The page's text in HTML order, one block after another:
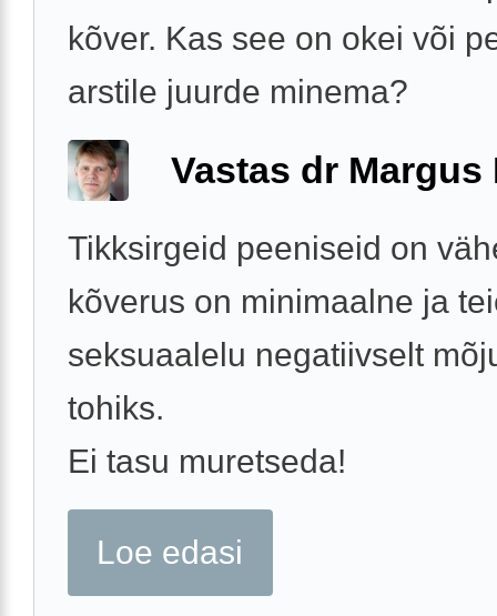
kõver. Kas see on okei või
arstile juurde minema?
Vastas dr Margus
Tikksirgeid peeniseid on
kõverus on minimaalne ja
seksuaalelu negatiivselt
tohiks.
Ei tasu muretseda!
Loe edasi